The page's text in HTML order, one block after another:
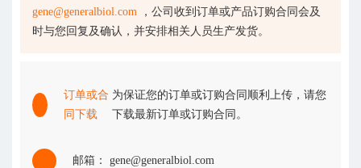
gene@generalbiol.com ，公司收到订单或产品订购合同会及
时与您回复及确认，并安排相关人员生产发货。
订单或合
同下载
为保证您的订单或订购合同顺利上传，请您
下载最新订单或订购合同。
邮箱： gene@generalbiol.com